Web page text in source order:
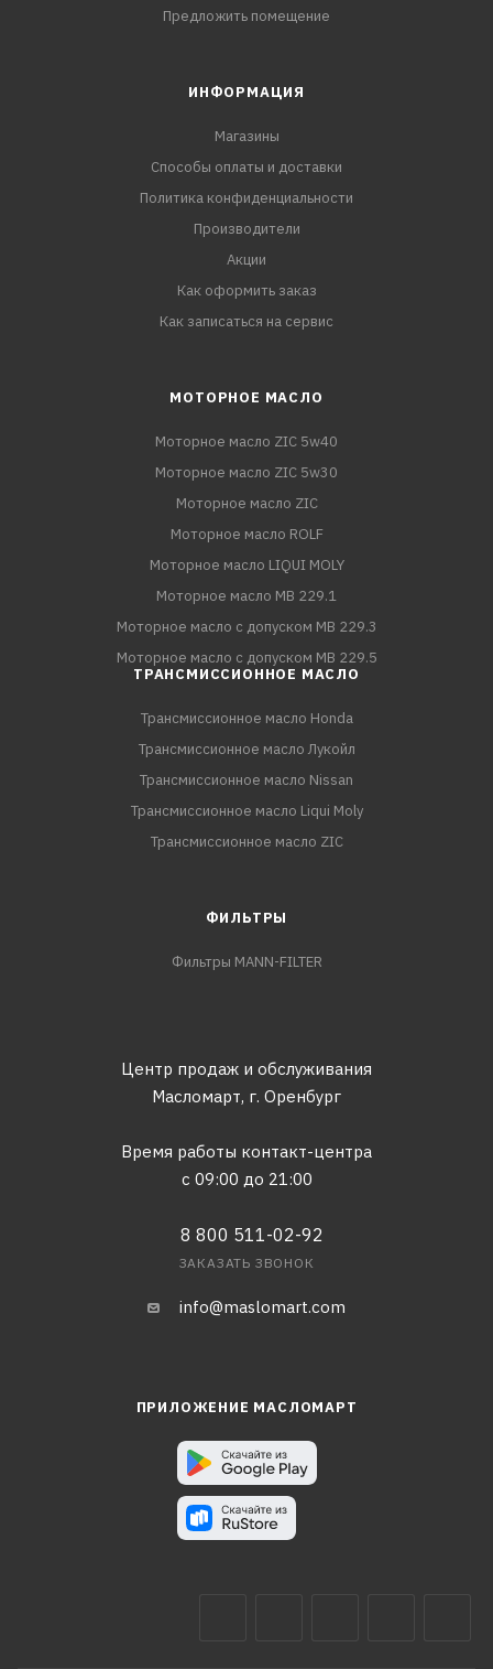
Предложить помещение
ИНФОРМАЦИЯ
Магазины
Способы оплаты и доставки
Политика конфиденциальности
Производители
Акции
Как оформить заказ
Как записаться на сервис
МОТОРНОЕ МАСЛО
Моторное масло ZIC 5w40
Моторное масло ZIC 5w30
Моторное масло ZIC
Моторное масло ROLF
Моторное масло LIQUI MOLY
Моторное масло MB 229.1
Моторное масло с допуском MB 229.3
Моторное масло с допуском MB 229.5
ТРАНСМИССИОННОЕ МАСЛО
Трансмиссионное масло Honda
Трансмиссионное масло Лукойл
Трансмиссионное масло Nissan
Трансмиссионное масло Liqui Moly
Трансмиссионное масло ZIC
ФИЛЬТРЫ
Фильтры MANN-FILTER
Центр продаж и обслуживания
Масломарт, г. Оренбург
Время работы контакт-центра
с 09:00 до 21:00
8 800 511-02-92
ЗАКАЗАТЬ ЗВОНОК
info@maslomart.com
ПРИЛОЖЕНИЕ МАСЛОМАРТ